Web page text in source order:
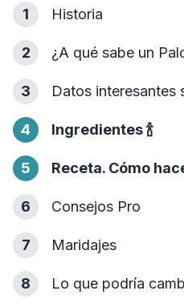
1 Historia
2 ¿A qué sabe un
3 Datos interesantes
4 Ingredientes🍾
5 Receta. Cómo
6 Consejos Pro
7 Maridajes
8 Lo que podría